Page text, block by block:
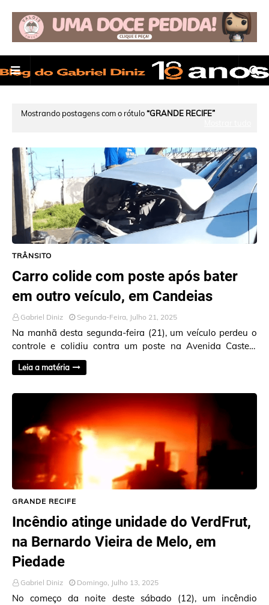
Mostrando postagens com o rótulo GRANDE RECIFE
TRÂNSITO
Carro colide com poste após bater
em outro veículo, em Candeias
Gabriel Diniz Segunda-Feira, Julho 21, 2025
Na manhã desta segunda-feira (21), um veículo perdeu o
controle e colidiu contra um poste na Avenida Castelo
Branco, em Jaboatão dos Guararapes. Ante…
Leia a matéria
GRANDE RECIFE
Incêndio atinge unidade do VerdFrut,
na Bernardo Vieira de Melo, em
Piedade
Gabriel Diniz Domingo, Julho 13, 2025
No começo da noite deste sábado (12), um incêndio